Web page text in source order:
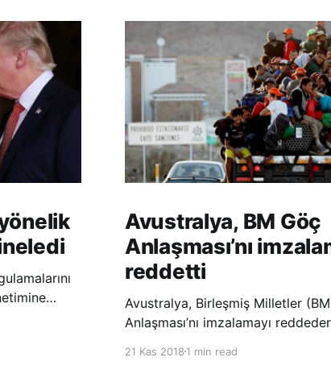
teknoloji
Avustralya, BM Göç
Anlaşması’nı
reddetti
Avustralya, Birleşmiş Milletler
Anlaşması’nı imzalamayı
konferansta BM üyesi ülkeler
21 Kas 20181 min read